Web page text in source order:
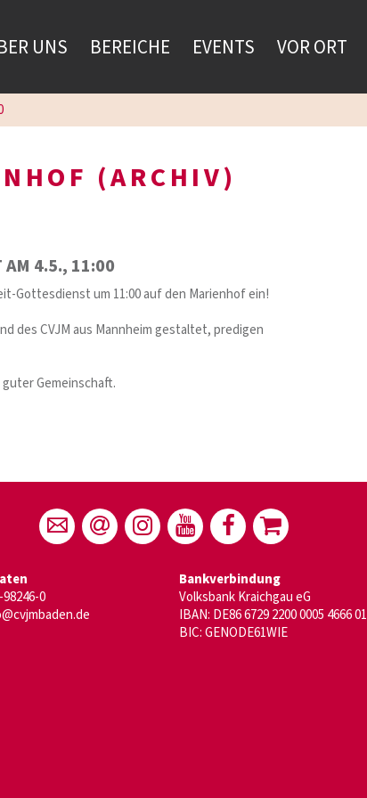
UNS BEREICHE EVENTS VOR ORT
(ARCHIV)
AM 4.5., 11:00
Gottesdienst um 11:00 auf den Marienhof ein!
des CVJM aus Mannheim gestaltet, predigen
Gemeinschaft.
0
Bankverbindung
Volksbank Kraichgau eG
IBAN: DE86 6729 2200 0005 4666 01
BIC: GENODE61WIE